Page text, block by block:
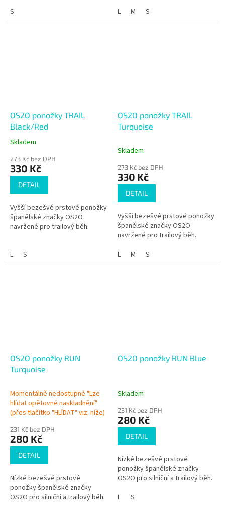
S
L
M S
OS2O ponožky TRAIL
Black/Red
Průměrné
produktu
je
hvězdiček.
Skladem
273 Kč bez DPH
330 Kč
DETAIL
Vyšší bezešvé prstové ponožky
španělské značky OS2O
navržené pro trailový běh.
L S
OS2O ponožky TRAIL
Turquoise
Skladem
273 Kč bez DPH
330 Kč
DETAIL
Vyšší bezešvé prstové ponožky
španělské značky OS2O
navržené pro trailový běh.
L
M S
OS2O ponožky RUN
Turquoise
Momentálně nedostupné "Lze
hlídat opětovné naskladnění"
(přes tlačítko "HLÍDAT" viz. níže)
231 Kč bez DPH
280 Kč
DETAIL
Nízké bezešvé prstové
ponožky španělské značky
OS2O pro silniční a trailový běh.
OS2O ponožky RUN Blue
Skladem
231 Kč bez DPH
280 Kč
DETAIL
Nízké bezešvé prstové
ponožky španělské značky
OS2O pro silniční a trailový běh.
L
S